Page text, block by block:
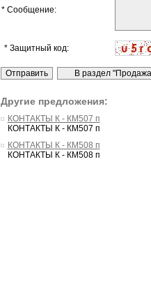
* Сообщение:
* Защитный код:
Другие предложения:
КОНТАКТЫ К - КМ507 п
КОНТАКТЫ К - КМ507 п
КОНТАКТЫ К - КМ508 п
КОНТАКТЫ К - КМ508 п